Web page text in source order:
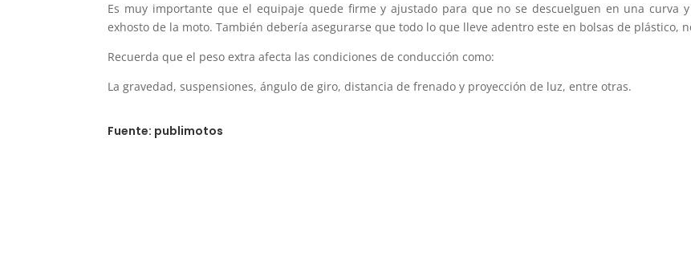
Es muy importante que el equipaje quede firme y ajustado para que no se descuelguen en una curva
exhosto de la moto. También debería asegurarse que todo lo que lleve adentro este en bolsas de plástico,
Recuerda que el peso extra afecta las condiciones de conducción como:
La gravedad, suspensiones, ángulo de giro, distancia de frenado y proyección de luz, entre otras.
Fuente: publimotos